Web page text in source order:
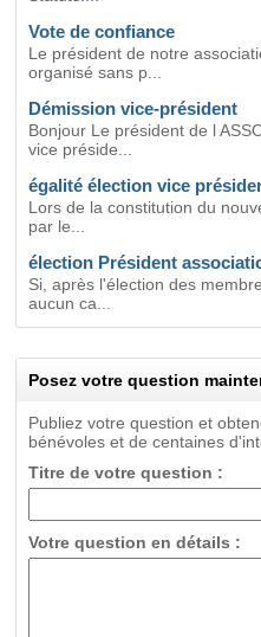
Vote de confiance
Le président de notre
organisé sans p...
Démission vice-président
Bonjour Le président de l
vice préside...
égalité élection vice
Lors de la constitution du
par le...
élection Président
Si, après l'élection des
aucun ca...
Posez votre question
Publiez votre question et
bénévoles et de centaines
Titre de votre question :
Votre question en détails :